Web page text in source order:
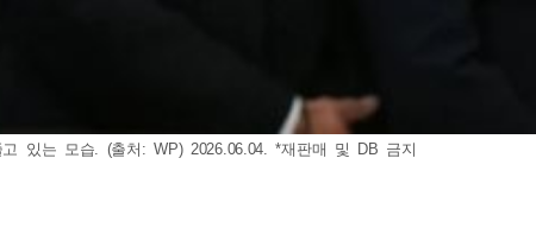
있는 모습. (출처: WP) 2026.06.04. *재판매 및 DB 금지